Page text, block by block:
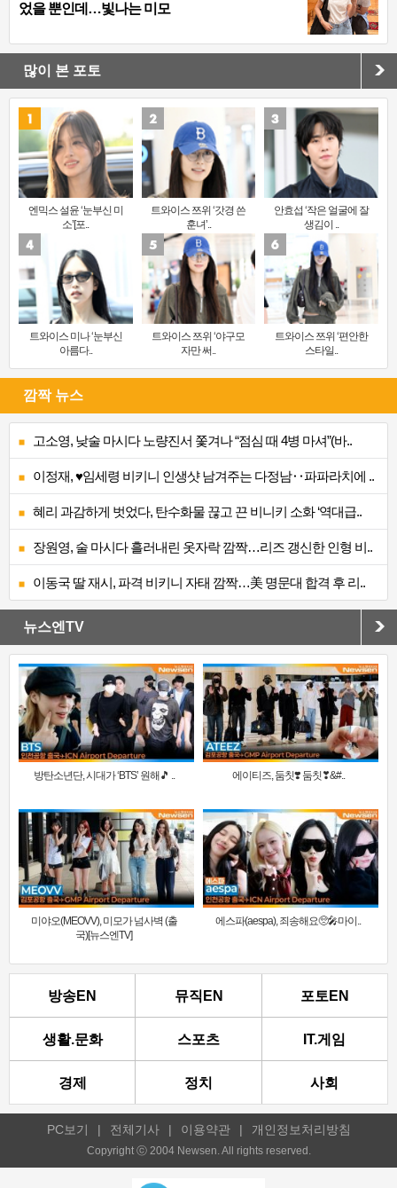
었을 뿐인데…빛나는 미모
많이 본 포토
엔믹스 설윤 ‘눈부신 미
소’[포..
트와이스 쯔위 ‘갓경 쓴
훈녀’..
안효섭 ‘작은 얼굴에 잘
생김이 ..
트와이스 미나 ‘눈부신
아름다..
트와이스 쯔위 ‘야구모
자만 써..
트와이스 쯔위 ‘편안한
스타일..
깜짝 뉴스
고소영, 낮술 마시다 노량진서 쫓겨나 “점심 때 4병 마셔”(바..
이정재, ♥임세령 비키니 인생샷 남겨주는 다정남‥파파라치에 ..
혜리 과감하게 벗었다, 탄수화물 끊고 끈 비니키 소화 ‘역대급..
장원영, 술 마시다 흘러내린 옷자락 깜짝…리즈 갱신한 인형 비..
이동국 딸 재시, 파격 비키니 자태 깜짝…美 명문대 합격 후 리..
뉴스엔TV
방탄소년단, 시대가 ‘BTS’ 원해🎵 .. 에이티즈, 둠칫❣️ 둠칫❣&#..
미야오(MEOVV), 미모가 넘사벽 (출
국)[뉴스엔TV]
에스파(aespa), 죄송해요🥺🎤마이..
방송EN 뮤직EN 포토EN
생활.문화 스포츠 IT.게임
경제 정치 사회
PC보기 | 전체기사 | 이용약관 | 개인정보처리방침
Copyright ⓒ 2004 Newsen. All rights reserved.